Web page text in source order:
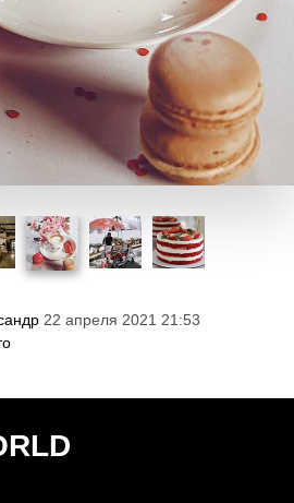
22 апреля 2021 21:53